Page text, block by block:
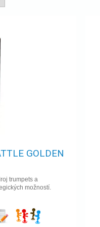
GOLDEN
trumpets a
možností.